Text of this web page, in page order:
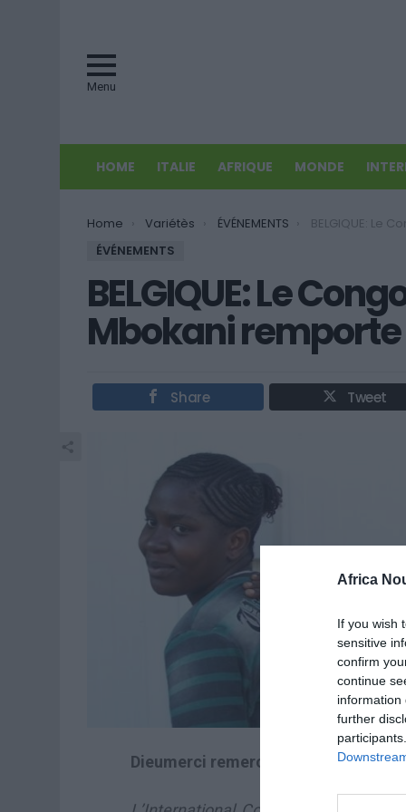
Africa
If you wish
sensitive
confirm
continue
information
further
Menu
HOME ITALIE AFRIQUE MONDE
You are here:
Home Variétès ÉVÉNEMENTS
BELGIQUE: Le Congolais
ÉVÉNEMENTS
BELGIQUE: Le
Mbokani remporte
Share Tweet
Dieumerci remercie Dieu!